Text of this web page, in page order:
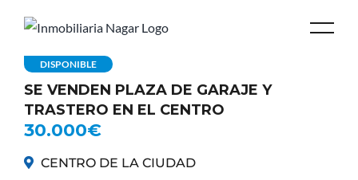
DISPONIBLE
SE VENDEN PLAZA DE GARAJE Y
TRASTERO EN EL CENTRO
30.000€
CENTRO DE LA CIUDAD